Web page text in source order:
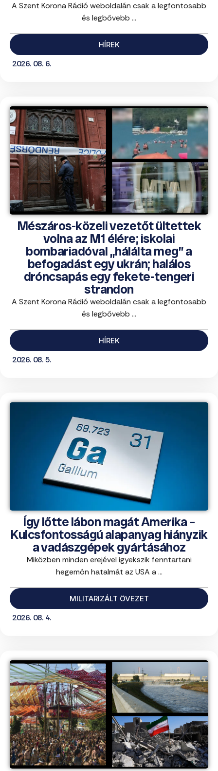
A Szent Korona Rádió weboldalán csak a legfontosabb
és legbővebb ...
HÍREK
2026. 08. 6.
Mészáros-közeli vezetőt ültettek
volna az M1 élére; iskolai
bombariadóval „hálálta meg” a
befogadást egy ukrán; halálos
dróncsapás egy fekete-tengeri
strandon
A Szent Korona Rádió weboldalán csak a legfontosabb
és legbővebb ...
HÍREK
2026. 08. 5.
Így lőtte lábon magát Amerika –
Kulcsfontosságú alapanyag hiányzik
a vadászgépek gyártásához
Miközben minden erejével igyekszik fenntartani
hegemón hatalmát az USA a ...
MILITARIZÁLT ÖVEZET
2026. 08. 4.